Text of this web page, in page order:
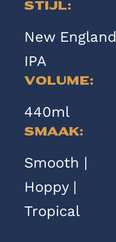
Stijl:
New England
IPA
Volume:
440ml
Smaak:
Smooth |
Hoppy |
Tropical